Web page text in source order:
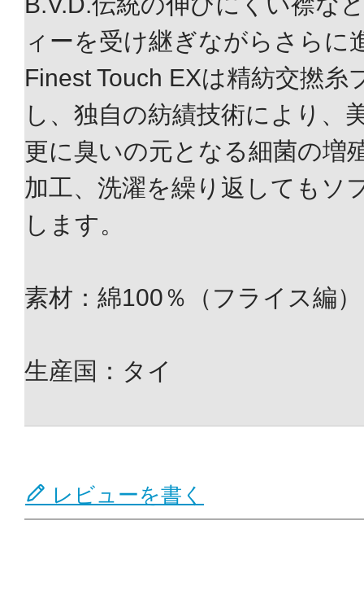
ィーを受け継ぎながらさらに
Finest Touch EXは精紡交撚糸
し、独自の紡績技術により、
更に臭いの元となる細菌の増
加工、洗濯を繰り返してもソ
します。
素材：綿100％（フライス編）
生産国：タイ
レビューを書く